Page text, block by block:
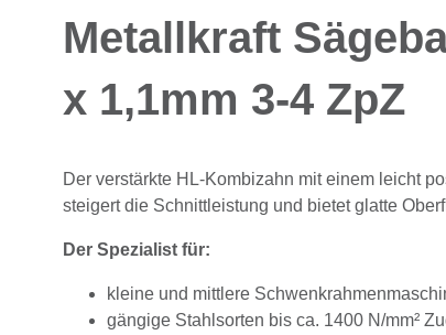
Metallkraft
x 1,1mm 3-4 ZpZ
Der verstärkte HL-Kombizahn mit einem leicht
steigert die Schnittleistung und bietet glatte
Der Spezialist für:
kleine und mittlere
gängige Stahlsorten bis ca. 1400 N/mm²